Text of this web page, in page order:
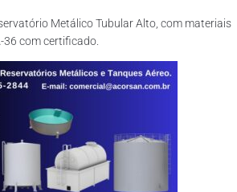
Metálico Tubular Alto, com materiais
36 com certificado.